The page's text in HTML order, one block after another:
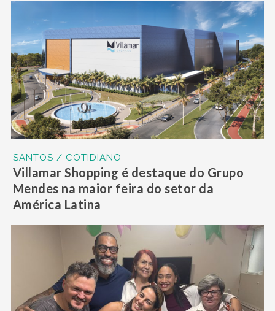
SANTOS / COTIDIANO
Villamar Shopping é destaque do Grupo
Mendes na maior feira do setor da
América Latina